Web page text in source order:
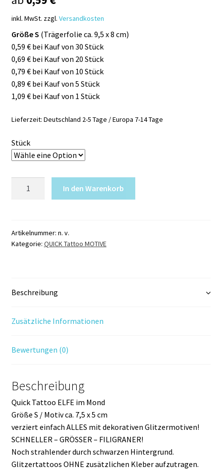
inkl. MwSt. zzgl. Versandkosten
Größe S (Trägerfolie ca. 9,5 x 8 cm)
0,59 € bei Kauf von 30 Stück
0,69 € bei Kauf von 20 Stück
0,79 € bei Kauf von 10 Stück
0,89 € bei Kauf von 5 Stück
1,09 € bei Kauf von 1 Stück
Lieferzeit: Deutschland 2-5 Tage / Europa 7-14 Tage
Stück
Mond
Menge
In den Warenkorb
Artikelnummer: n. v.
Kategorie: QUICK Tattoo MOTIVE
Beschreibung
Zusätzliche Informationen
Bewertungen (0)
Beschreibung
Quick Tattoo ELFE im Mond
Größe S / Motiv ca. 7,5 x 5 cm
verziert einfach ALLES mit dekorativen Glitzermotiven!
SCHNELLER – GRÖSSER – FILIGRANER!
Noch strahlender durch schwarzen Hintergrund.
Glitzertattoos OHNE zusätzlichen Kleber aufzutragen.